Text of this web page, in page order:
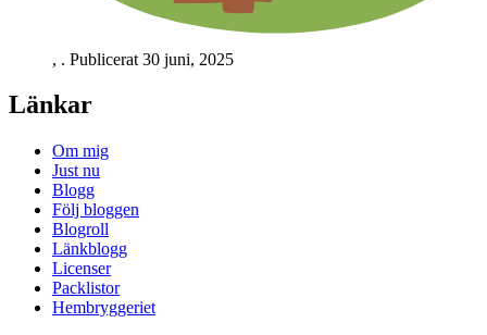
, . Publicerat 30 juni, 2025
Länkar
Om mig
Just nu
Blogg
Följ bloggen
Blogroll
Länkblogg
Licenser
Packlistor
Hembryggeriet